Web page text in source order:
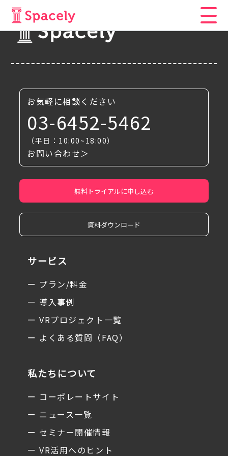
お気軽に相談ください
03-6452-5462
（平日：10:00~18:00）
お問い合わせ＞
無料トライアルに申し込む
資料ダウンロード
サービス
ー プラン/料金
ー 導入事例
ー VRプロジェクト一覧
ー よくある質問（FAQ）
私たちについて
ー コーポレートサイト
ー ニュース一覧
ー セミナー開催情報
ー VR活用へのヒント